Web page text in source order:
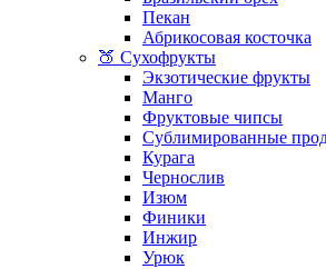
Пекан
Абрикосовая косточка
🍑 Сухофрукты
Экзотические фрукты
Манго
Фруктовые чипсы
Сублимированные
Курага
Чернослив
Изюм
Финики
Инжир
Урюк